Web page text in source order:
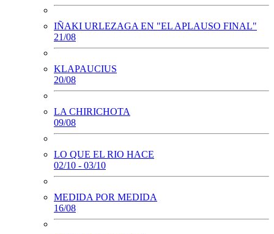
IÑAKI URLEZAGA EN "EL APLAUSO FINAL"
21/08
KLAPAUCIUS
20/08
LA CHIRICHOTA
09/08
LO QUE EL RIO HACE
02/10 - 03/10
MEDIDA POR MEDIDA
16/08